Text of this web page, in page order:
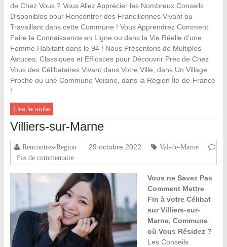
de Chez Vous ? Vous Allez Apprécier les Nombreux Conseils
Disponibles pour Rencontrer des Franciliennes Vivant ou
Travaillant dans cette Commune ! Vous Apprendrez Comment
Faire la Connaissance en Ligne ou dans la Vie Réelle d’une
Femme Habitant dans le 94 ! Nous Présentons de Multiples
Astuces, Classiques et Efficaces pour Découvrir Près de Chez
Vous des Célibataires Vivant dans Votre Ville, dans Un Village
Proche ou une Commune Voisine, dans la Région Île-de-France
!
Lire la suite
Villiers-sur-Marne
Rencontres-Region 29 octobre 2022
Val-de-Marne
Pas de commentaire
Vous ne Savez Pas
Comment Mettre
Fin à votre Célibat
sur Villiers-sur-
Marne, Commune
où Vous Résidez ?
Les Conseils